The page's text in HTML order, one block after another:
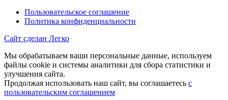
Пользовательское соглашение
Политика конфиденциальности
Сайт сделан Легко
Мы обрабатываем ваши персональные данные, используем
файлы cookie и системы аналитики для сбора статистики и
улучшения сайта.
Продолжая использовать наш сайт, вы соглашаетесь с
пользовательским соглашением